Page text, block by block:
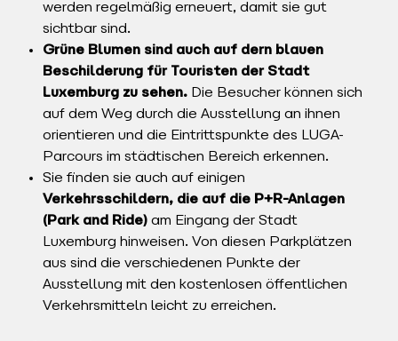
werden regelmäßig erneuert, damit sie gut
sichtbar sind.
Grüne Blumen sind auch auf dern blauen
Beschilderung für Touristen der Stadt
Luxemburg zu sehen. Die Besucher können sich
auf dem Weg durch die Ausstellung an ihnen
orientieren und die Eintrittspunkte des LUGA-
Parcours im städtischen Bereich erkennen.
Sie finden sie auch auf einigen
Verkehrsschildern, die auf die P+R-Anlagen
(Park and Ride) am Eingang der Stadt
Luxemburg hinweisen. Von diesen Parkplätzen
aus sind die verschiedenen Punkte der
Ausstellung mit den kostenlosen öffentlichen
Verkehrsmitteln leicht zu erreichen.